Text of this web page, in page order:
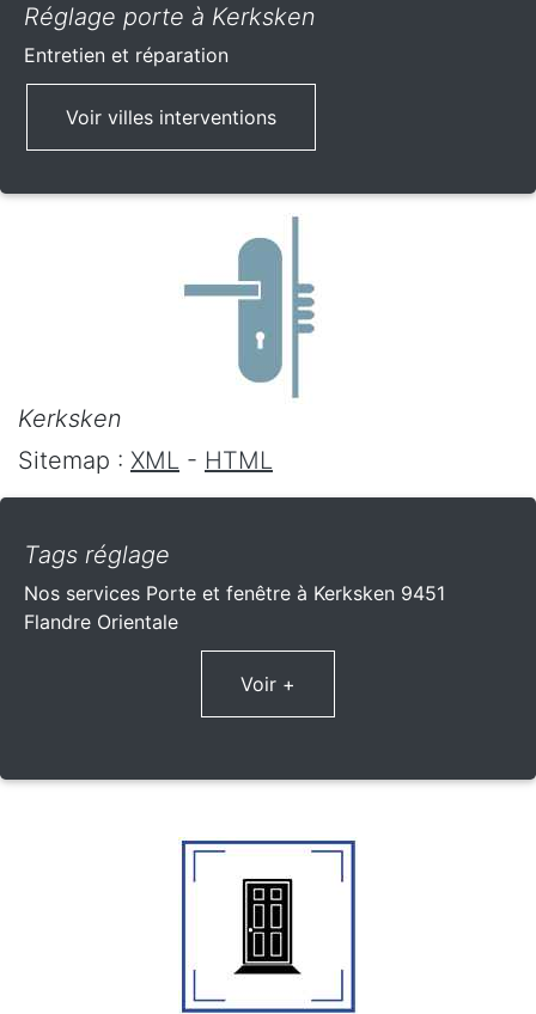
Réglage porte à Kerksken
Entretien et réparation
Voir villes interventions
Kerksken
Sitemap : XML - HTML
Tags réglage
Nos services Porte et fenêtre à Kerksken 9451
Flandre Orientale
Voir +